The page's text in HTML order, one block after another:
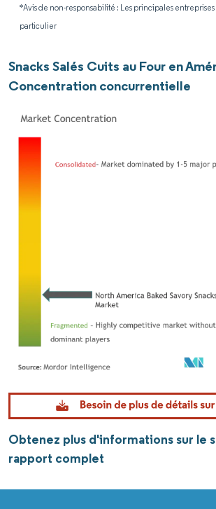
*Avis de non-responsabilité : Les principales entreprises
particulier
Snacks Salés Cuits au Four en
Concentration concurrentielle
Obtenez plus d'informations sur le
rapport complet